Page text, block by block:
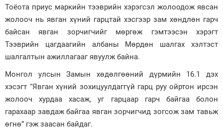
Тоёота приус маркийн тээврийн хэрэгсэл жолоодож явсан
жолооч нь явган хүний гарцтай хэсгээр зам хөндлөн гарч
байсан явган зорчигчийг мөргөж гэмтээсэн хэрэгт
Тээврийн цагдаагийн албаны Мөрдөн шалгах хэлтэст
шалгалтын ажиллагааг явуулж байна.
Монгол улсын Замын хөдөлгөөний дүрмийн 16.1 дэх
хэсэгт “Явган хүний зохицуулдаггүй гарц руу ойртон ирсэн
жолооч хурдаа хасаж, уг гарцаар гарч байгаа болон
гарахаар завдаж байгаа явган зорчигчид зогсож зам тавьж
өгнө” гэж заасан байдаг.